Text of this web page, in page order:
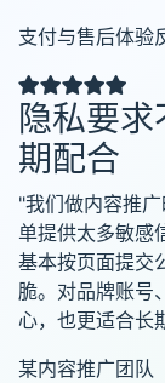
支付与售后体验
隐私要
期配合
"我们做内容推
单提供太多敏感
基本按页面提交
脆。对品牌账号
心，也更适合长
某内容推广团队